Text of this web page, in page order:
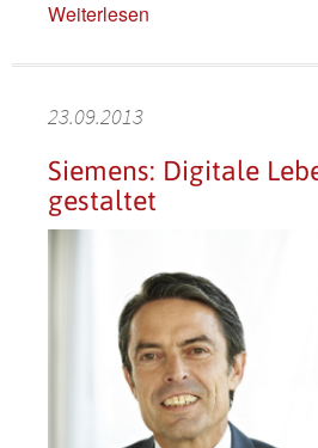
Weiterlesen
23.09.2013
Siemens: Digitale
gestaltet